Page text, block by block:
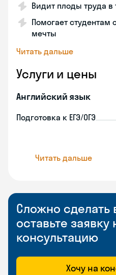
Видит плоды труда в
Помогает студентам
мечты
Читать дальше
Услуги и цены
Английский язык
Подготовка к ЕГЭ/ОГЭ
Читать дальше
Сложно
оставьте
консультацию
Хочу на